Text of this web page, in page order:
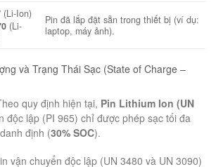
(Li-Ion)
(Li-
Pin đã lắp đặt sẵn trong thiết bị (ví dụ:
laptop, máy ảnh).
và Trạng Thái Sạc (State of Charge –
quy định hiện tại, Pin Lithium Ion (UN
độc lập (PI 965) chỉ được phép sạc tối đa
định (30% SOC).
vận chuyển độc lập (UN 3480 và UN 3090)